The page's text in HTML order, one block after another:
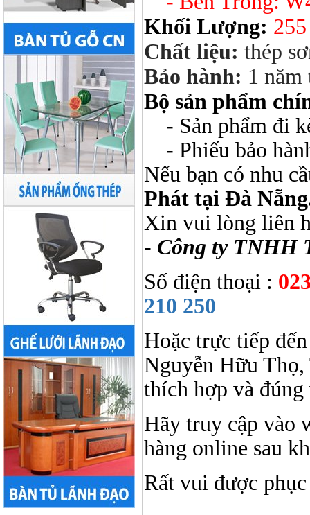
Khối Lượng:
Chất liệu: thép
Bảo hành: 1 năm
Bộ sản phẩm
- Sản phẩm đi
- Phiếu bảo
Nếu bạn có nhu
Phát tại Đà
Xin vui lòng liên
- Công ty TNHH
Số điện thoại :
210 250
Hoặc trực tiếp
Nguyễn Hữu Thọ,
thích hợp và
Hãy truy cập vào
hàng online sau
Rất vui được